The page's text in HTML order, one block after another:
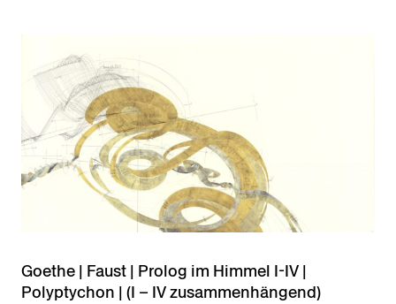
Goethe | Faust | Prolog im Himmel I-IV |
Polyptychon | (I – IV zusammenhängend)